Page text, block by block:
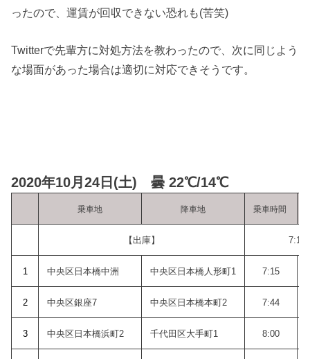
ったので、運賃が回収できない恐れも(苦笑)
Twitterで先輩方に対処方法を教わったので、次に同じよう
な場面があった場合は適切に対応できそうです。
2020年10月24日(土) 曇 22℃/14℃
乗車地 降車地 乗車時間
【出庫】 7:11
1 中央区日本橋中洲 中央区日本橋人形町1 7:15
2 中央区銀座7 中央区日本橋本町2 7:44
3 中央区日本橋浜町2 千代田区大手町1 8:00